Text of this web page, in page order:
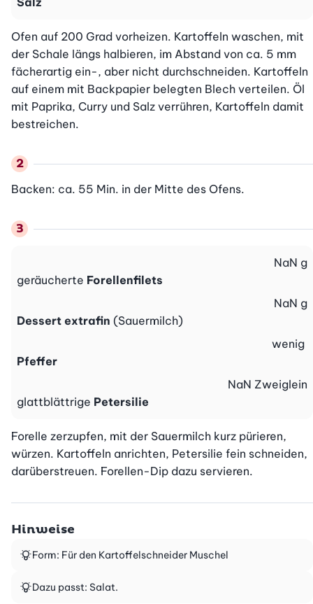
Ofen auf 200 Grad vorheizen. Kartoffeln waschen, mit
der Schale längs halbieren, im Abstand von ca. 5 mm
fächerartig ein-, aber nicht durchschneiden. Kartoffeln
auf einem mit Backpapier belegten Blech verteilen. Öl
mit Paprika, Curry und Salz verrühren, Kartoffeln damit
bestreichen.
Backen: ca. 55 Min. in der Mitte des Ofens.
geräucherte Forellenfilets
NaN g
Dessert extrafin (Sauermilch)
NaN g
Pfeffer
wenig
glattblättrige Petersilie
NaN Zweiglein
Forelle zerzupfen, mit der Sauermilch kurz pürieren,
würzen. Kartoffeln anrichten, Petersilie fein schneiden,
darüberstreuen. Forellen-Dip dazu servieren.
Hinweise
Form: Für den Kartoffelschneider Muschel
Dazu passt: Salat.